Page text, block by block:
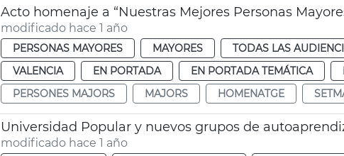
Acto homenaje a “Nuestras Mejores Personas
modificado hace 1 año
PERSONAS MAYORES MAYORES TODAS LAS
VALENCIA
EN PORTADA EN PORTADA TEMÁTICA
PERSONES MAJORS
MAJORS HOMENATGE
Universidad Popular y nuevos grupos de
modificado hace 1 año